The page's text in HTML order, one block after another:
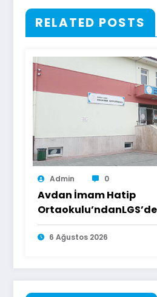
RELATED POSTS
Admin 0
Avdan İmam Hatip
Başarı
6 Ağustos 2026